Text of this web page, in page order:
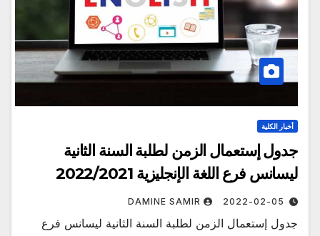
أخبار الكلية
جدول إستعمال الزمن لطلبة السنة الثانية
ليسانس فرع اللغة الإنجليزية 2022/2021
2022-02-05
DAMINE SAMIR
جدول إستعمال الزمن لطلبة السنة الثانية ليسانس فرع